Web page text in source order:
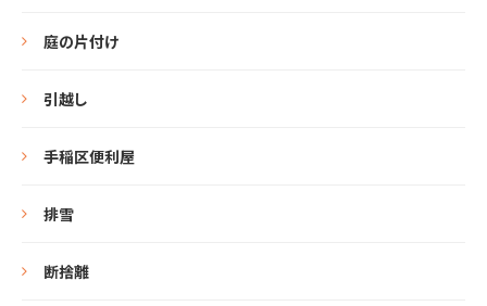
庭の片付け
引越し
手稲区便利屋
排雪
断捨離